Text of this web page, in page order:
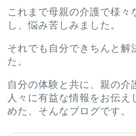
これまで母親の介護で様々
し、悩み苦しみました。
それでも自分できちんと解
た。
自分の体験と共に、親の介
人々に有益な情報をお伝え
めた、そんなブログです。